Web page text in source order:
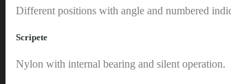
Different positions with angle and numbered
Scripete
Nylon with internal bearing and silent operation.